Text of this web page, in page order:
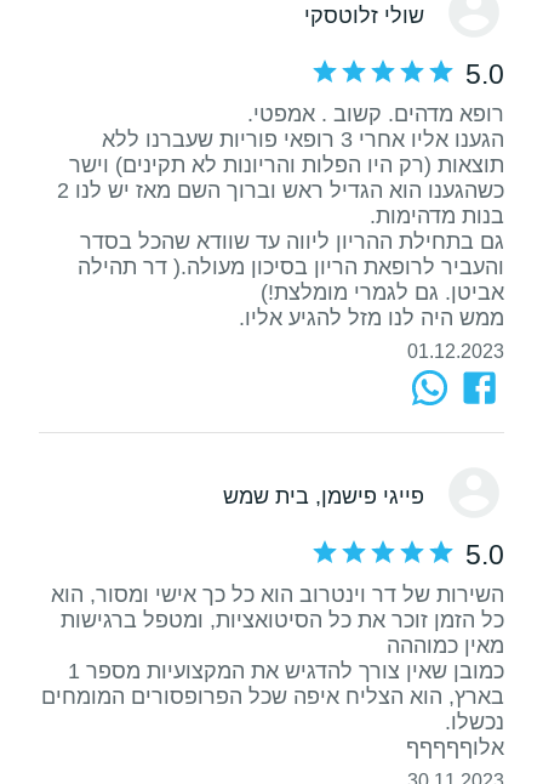
שולי זלוטסקי
5.0
הגענו אליו אחרי 3 רופאי פוריות שעברנו ללא
תוצאות (רק היו הפלות והריונות לא תקינים) וישר
כשהגענו הוא הגדיל ראש וברוך השם מאז יש לנו 2
גם בתחילת ההריון ליווה עד שוודא שהכל בסדר
והעביר לרופאת הריון בסיכון מעולה.( דר תהילה
ממש היה לנו מזל להגיע אליו.
01.12.2023
פייגי פישמן, בית שמש
5.0
השירות של דר וינטרוב הוא כל כך אישי ומסור, הוא
כל הזמן זוכר את כל הסיטואציות, ומטפל ברגישות
כמובן שאין צורך להדגיש את המקצועיות מספר 1
בארץ, הוא הצליח איפה שכל הפרופסורים המומחים
אלוףףףףף